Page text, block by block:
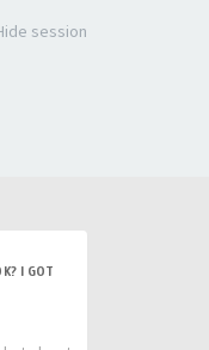
session
I GOT